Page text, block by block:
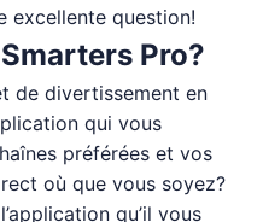
excellente question!
Smarters Pro?
de divertissement en
qui vous
préférées et vos
où que vous soyez?
qu’il vous